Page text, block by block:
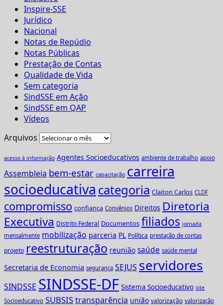
Inspire-SSE
Jurídico
Nacional
Notas de Repúdio
Notas Públicas
Prestação de Contas
Qualidade de Vida
Sem categoria
SindSSE em Ação
SindSSE em QAP
Vídeos
Arquivos
acesso à informação Agentes Socioeducativos ambiente de trabalho apoio
Assembleia bem-estar capacitação carreira
socioeducativa categoria Claiton Carlos CLDF
compromisso confiança Convênios Direitos Diretoria
Executiva Distrito Federal Documentos filiados jornada
mensalmente mobilização parceria PL Política prestação de contas
projeto reestruturação reunião saúde saúde mental
Secretaria de Economia segurança SEJUS servidores
SINDSSE SINDSSE-DF Sistema Socioeducativo site
Socioeducativo SUBSIStransparência união valorização valorização